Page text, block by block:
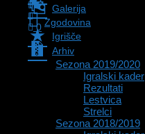
0
Galerija
Zgodovina
Igrišče
Arhiv
Sezona 2019/2020
Igralski kader
Rezultati
Lestvica
Strelci
Sezona 2018/2019